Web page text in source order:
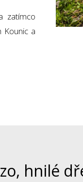
zatímco
Kounic a
hnilé